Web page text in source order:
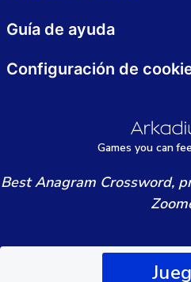
Games you canf
Guía de ayuda
Configuración de
Best Anagram Crossword,